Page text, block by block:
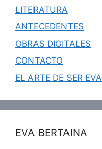
LITERATURA
ANTECEDENTES
OBRAS DIGITALES
CONTACTO
EL ARTE DE SER EVA
EVA BERTAINA